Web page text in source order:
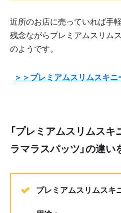
近所のお店に売っていれば手
残念ながらプレミアムスリム
のようです。
＞＞プレミアムスリムスキ
「プレミアムスリムスキ
ラマラスパッツ」の違い
プレミアムスリムスキ